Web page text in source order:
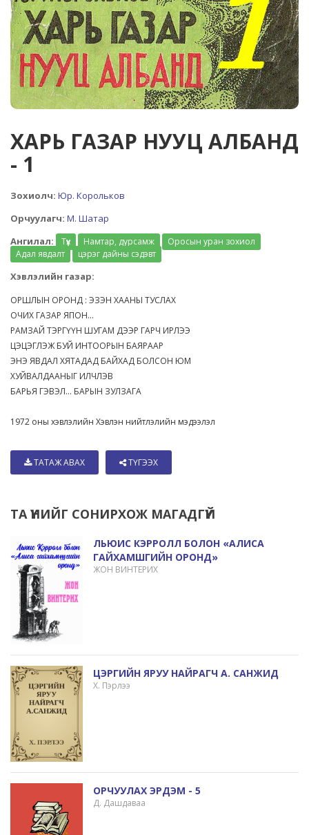
ХАРЬ ГАЗАР НУУЦ АЛБАНД
- 1
Зохиолч: Юр. Корольков
Орчуулагч: М. Шатар
Ангилал:
Түүх Намтар, дурсамж
Оросын уран зохиол
Адал явдалт
цэрэг дайны сэдэвт
Хэвлэлийн газар:
ОРШЛЫН ОРОНД : ЭЗЭН ХААНЫ ТУСЛАХ
ОЧИХ ГАЗАР ЯПОН...
РАМЗАЙ ТЭРГҮҮН ШУГАМ ДЭЭР ГАРЧ ИРЛЭЭ
ЦЭЦЭГЛЭЖ БУЙ ИНТООРЫН БАЯРААР
ЭНЭ ЯВДАЛ ХЯТАДАД БАЙХАД БОЛСОН ЮМ
ХУЙВАЛДААНЫГ ИЛЧЛЭВ
БАРЬЯ ГЭВЭЛ... БАРЫН ЗУЛЗАГА
1972 оны хэвлэлийн Хэвлэн нийтлэлийн мэдээлэл
ТАТАЖ АВАХ ТҮГЭЭХ
ТА ҮҮНИЙГ СОНИРХОЖ МАГАДГҮЙ
ЛЬЮИС КЭРРОЛЛ БОЛОН «АЛИСА
ГАЙХАМШГИЙН ОРОНД»
ЖОН ВИНТЕРИХ
ЦЭРГИЙН ЯРУУ НАЙРАГЧ А. САНЖИД
Х. Пэрлээ
ОРЧУУЛАХ ЭРДЭМ - 5
Д. Дашдаваа